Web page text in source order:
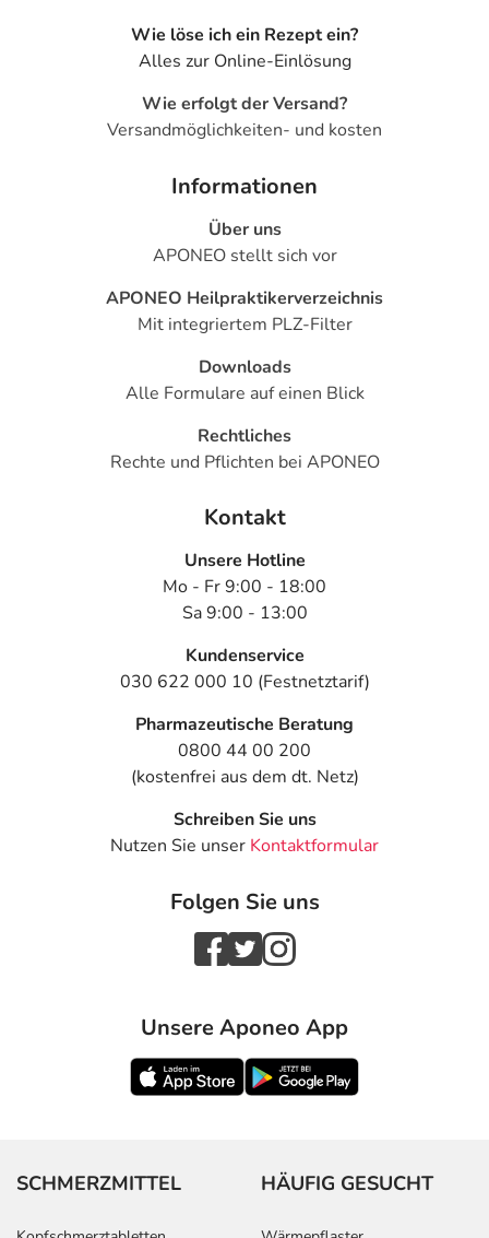
Wie löse ich ein Rezept ein?
Alles zur Online-Einlösung
Wie erfolgt der Versand?
Versandmöglichkeiten- und kosten
Informationen
Über uns
APONEO stellt sich vor
APONEO Heilpraktikerverzeichnis
Mit integriertem PLZ-Filter
Downloads
Alle Formulare auf einen Blick
Rechtliches
Rechte und Pflichten bei APONEO
Kontakt
Unsere Hotline
Mo - Fr 9:00 - 18:00
Sa 9:00 - 13:00
Kundenservice
030 622 000 10 (Festnetztarif)
Pharmazeutische Beratung
0800 44 00 200
(kostenfrei aus dem dt. Netz)
Schreiben Sie uns
Nutzen Sie unser Kontaktformular
Folgen Sie uns
Unsere Aponeo App
SCHMERZMITTEL HÄUFIG GESUCHT